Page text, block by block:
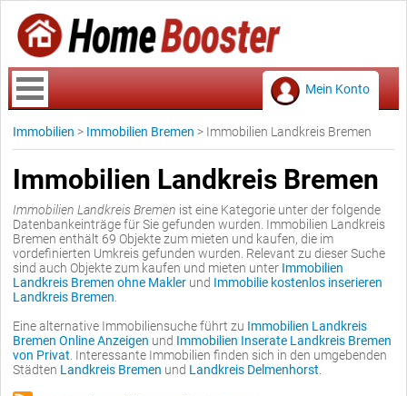
Mein Konto
Immobilien > Immobilien Bremen > Immobilien Landkreis Bremen
Immobilien Landkreis Bremen
Immobilien Landkreis Bremen ist eine Kategorie unter der folgende
Datenbankeinträge für Sie gefunden wurden. Immobilien Landkreis
Bremen enthält 69 Objekte zum mieten und kaufen, die im
vordefinierten Umkreis gefunden wurden. Relevant zu dieser Suche
sind auch Objekte zum kaufen und mieten unter Immobilien
Landkreis Bremen ohne Makler und Immobilie kostenlos inserieren
Landkreis Bremen
Eine alternative Immobiliensuche führt zu Immobilien Landkreis
Bremen Online Anzeigen und Immobilien Inserate Landkreis Bremen
von Privat . Interessante Immobilien finden sich in den umgebenden
Städten Landkreis Bremen und Landkreis Delmenhorst